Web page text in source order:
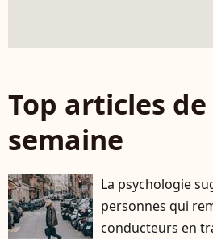
Top articles de
semaine
La psychologie
personnes qui
conducteurs en